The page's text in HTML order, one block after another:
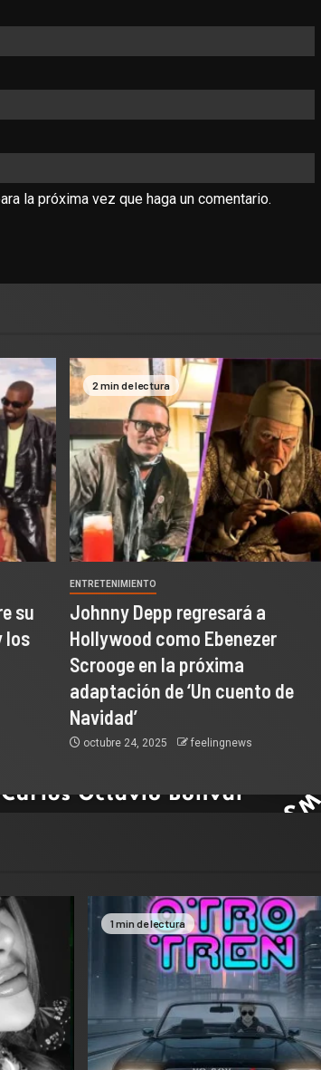
la próxima vez que haga un comentario.
su
los
2 min de lectura
ENTRETENIMIENTO
Johnny Depp regresará a
Hollywood como Ebenezer
Scrooge en la próxima
adaptación de ‘Un cuento de
Navidad’
octubre 24, 2025 feelingnews
1 min de lectura